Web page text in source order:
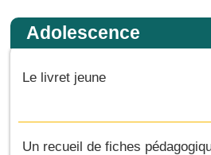
Adolescence
Le livret jeune
Un recueil de fiches